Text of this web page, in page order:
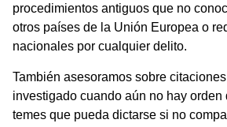
procedimientos antiguos que no
otros países de la Unión Europea o
nacionales por cualquier delito.
También asesoramos sobre
investigado cuando aún no hay orden
temes que pueda dictarse si no